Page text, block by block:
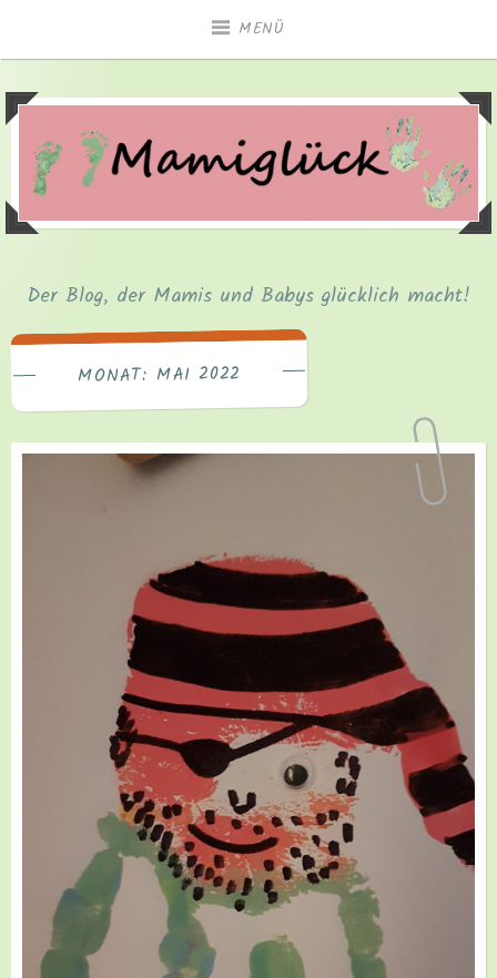
MENÜ
Der Blog, der Mamis und Babys glücklich macht!
MONAT: MAI 2022